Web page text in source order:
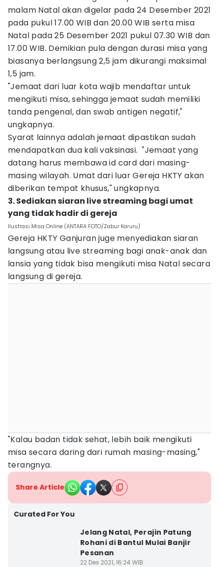
malam Natal akan digelar pada 24 Desember 2021
pada pukul 17.00 WIB dan 20.00 WIB serta misa
Natal pada 25 Desember 2021 pukul 07.30 WIB dan
17.00 WIB. Demikian pula dengan durasi misa yang
biasanya berlangsung 2,5 jam dikurangi maksimal
1,5 jam.
"Jemaat dari luar kota wajib mendaftar untuk
mengikuti misa, sehingga jemaat sudah memiliki
tanda pengenal, dan swab antigen negatif,"
ungkapnya.
Syarat lainnya adalah jemaat dipastikan sudah
mendapatkan dua kali vaksinasi. "Jemaat yang
datang harus membawa id card dari masing-
masing wilayah. Umat dari luar Gereja HKTY akan
diberikan tempat khusus," ungkapnya.
3. Sediakan siaran live streaming bagi umat
yang tidak hadir di gereja‎
Ilustrasi Misa Online (ANTARA FOTO/Zabur Karuru)
Gereja HKTY Ganjuran juge menyediakan siaran
langsung atau live streaming bagi anak-anak dan
lansia yang tidak bisa mengikuti misa Natal secara
langsung di gereja.
"Kalau badan tidak sehat, lebih baik mengikuti
misa secara daring dari rumah masing-masing,"
terangnya.‎
Share Article
Curated For You
Jelang Natal, Perajin Patung
Rohani di Bantul Mulai Banjir
Pesanan
22 Des 2021, 16:24 WIB